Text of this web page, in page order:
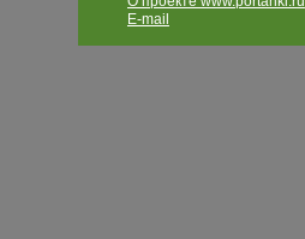
E-mail